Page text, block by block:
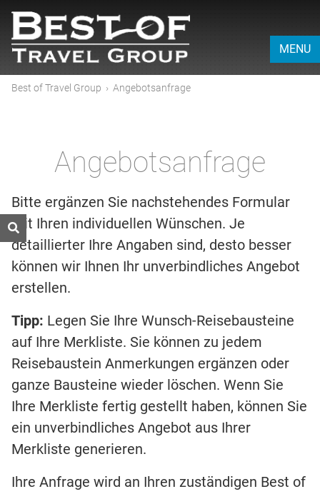
MENU
Best of Travel Group › Angebotsanfrage
Angebotsanfrage
Bitte ergänzen Sie nachstehendes Formular
mit Ihren individuellen Wünschen. Je
detaillierter Ihre Angaben sind, desto besser
können wir Ihnen Ihr unverbindliches Angebot
erstellen.
Tipp: Legen Sie Ihre Wunsch-Reisebausteine
auf Ihre Merkliste. Sie können zu jedem
Reisebaustein Anmerkungen ergänzen oder
ganze Bausteine wieder löschen. Wenn Sie
Ihre Merkliste fertig gestellt haben, können Sie
ein unverbindliches Angebot aus Ihrer
Merkliste generieren.
Ihre Anfrage wird an Ihren zuständigen Best of